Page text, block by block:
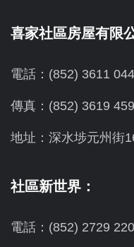
喜家社區房屋有限
電話：(852) 3611
傳真：(852) 3619
地址： 深水埗元州街
社區新世界：
電話：(852) 2729